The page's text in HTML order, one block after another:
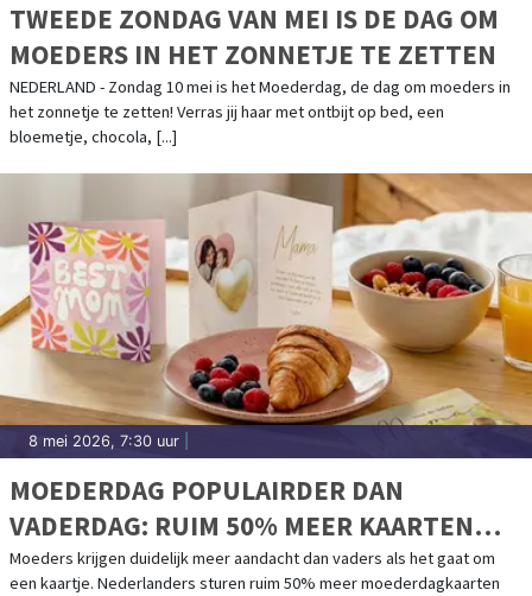
TWEEDE ZONDAG VAN MEI IS DE DAG OM
MOEDERS IN HET ZONNETJE TE ZETTEN
NEDERLAND - Zondag 10 mei is het Moederdag, de dag om moeders in
het zonnetje te zetten! Verras jij haar met ontbijt op bed, een
bloemetje, chocola, [...]
8 mei 2026, 7:30 uur
MOEDERDAG POPULAIRDER DAN
VADERDAG: RUIM 50% MEER KAARTEN
VERSTUURD
Moeders krijgen duidelijk meer aandacht dan vaders als het gaat om
een kaartje. Nederlanders sturen ruim 50% meer moederdagkaarten